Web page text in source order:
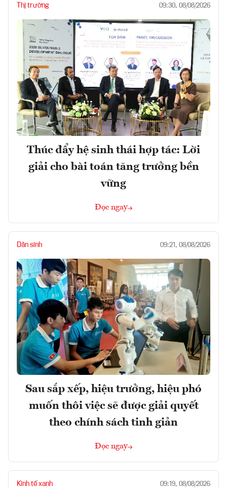
Thị trường 09:30, 08/08/2026
Thúc đẩy hệ sinh thái hợp tác: Lời
giải cho bài toán tăng trưởng bền
vững
Đọc ngay
Dân sinh 09:21, 08/08/2026
Sau sắp xếp, hiệu trưởng, hiệu phó
muốn thôi việc sẽ được giải quyết
theo chính sách tinh giản
Đọc ngay
Kinh tế xanh 09:19, 08/08/2026